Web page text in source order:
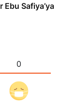
Ebu Safiya’ya
0